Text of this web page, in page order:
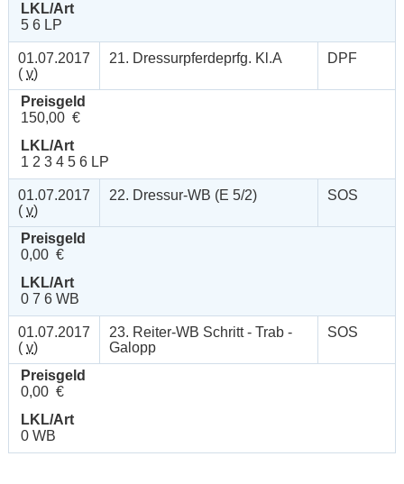
LKL/Art
5 6 LP
01.07.2017
( v)
21. Dressurpferdeprfg. Kl.A DPF
Preisgeld
150,00 €
LKL/Art
1 2 3 4 5 6 LP
01.07.2017
( v)
22. Dressur-WB (E 5/2) SOS
Preisgeld
0,00 €
LKL/Art
0 7 6 WB
01.07.2017
( v)
23. Reiter-WB Schritt - Trab -
Galopp
SOS
Preisgeld
0,00 €
LKL/Art
0 WB